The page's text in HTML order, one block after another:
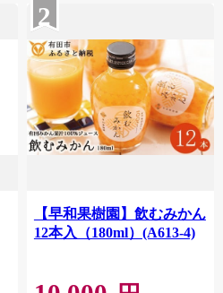
2
【早和果樹園】飲むみかん
12本入（180ml）(A613-4)